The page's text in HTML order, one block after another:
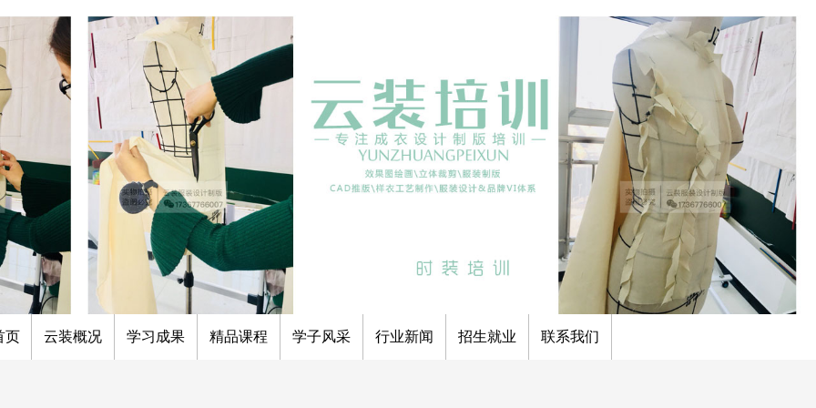
页 云装概况 学习成果 精品课程 学子风采 行业新闻 招生就业 联系我们